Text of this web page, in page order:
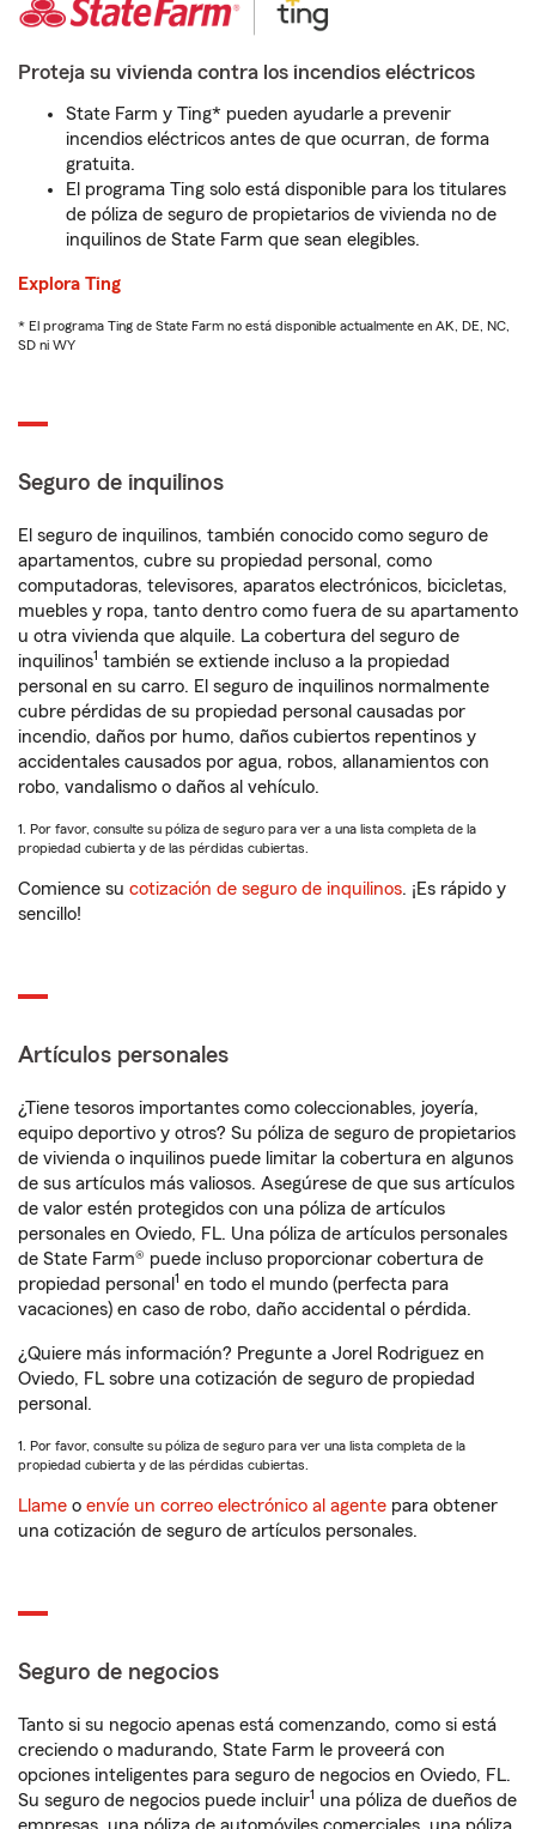
Proteja su vivienda contra los incendios eléctricos
State Farm y Ting* pueden ayudarle a prevenir
incendios eléctricos antes de que ocurran, de forma
gratuita.
El programa Ting solo está disponible para los titulares
de póliza de seguro de propietarios de vivienda no de
inquilinos de State Farm que sean elegibles.
Explora Ting
* El programa Ting de State Farm no está disponible actualmente en AK, DE, NC,
SD ni WY
Seguro de inquilinos
El seguro de inquilinos, también conocido como seguro de
apartamentos, cubre su propiedad personal, como
computadoras, televisores, aparatos electrónicos, bicicletas,
muebles y ropa, tanto dentro como fuera de su apartamento
u otra vivienda que alquile. La cobertura del seguro de
inquilinos1 también se extiende incluso a la propiedad
personal en su carro. El seguro de inquilinos normalmente
cubre pérdidas de su propiedad personal causadas por
incendio, daños por humo, daños cubiertos repentinos y
accidentales causados por agua, robos, allanamientos con
robo, vandalismo o daños al vehículo.
1. Por favor, consulte su póliza de seguro para ver a una lista completa de la
propiedad cubierta y de las pérdidas cubiertas.
Comience su cotización de seguro de inquilinos. ¡Es rápido y
sencillo!
Artículos personales
¿Tiene tesoros importantes como coleccionables, joyería,
equipo deportivo y otros? Su póliza de seguro de propietarios
de vivienda o inquilinos puede limitar la cobertura en algunos
de sus artículos más valiosos. Asegúrese de que sus artículos
de valor estén protegidos con una póliza de artículos
personales en Oviedo, FL. Una póliza de artículos personales
de State Farm® puede incluso proporcionar cobertura de
propiedad personal 1 en todo el mundo (perfecta para
vacaciones) en caso de robo, daño accidental o pérdida.
¿Quiere más información? Pregunte a Jorel Rodriguez en
Oviedo, FL sobre una cotización de seguro de propiedad
personal.
1. Por favor, consulte su póliza de seguro para ver una lista completa de la
propiedad cubierta y de las pérdidas cubiertas.
Llame o envíe un correo electrónico al agente para obtener
una cotización de seguro de artículos personales.
Seguro de negocios
Tanto si su negocio apenas está comenzando, como si está
creciendo o madurando, State Farm le proveerá con
opciones inteligentes para seguro de negocios en Oviedo, FL.
Su seguro de negocios puede incluir1 una póliza de dueños de